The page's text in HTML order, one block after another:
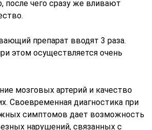
после чего сразу же вливают
препарат вводят 3 раза.
этом осуществляется очень
мозговых артерий и качество
Своевременная диагностика при
симптомов дает возможность
нарушений, связанных с